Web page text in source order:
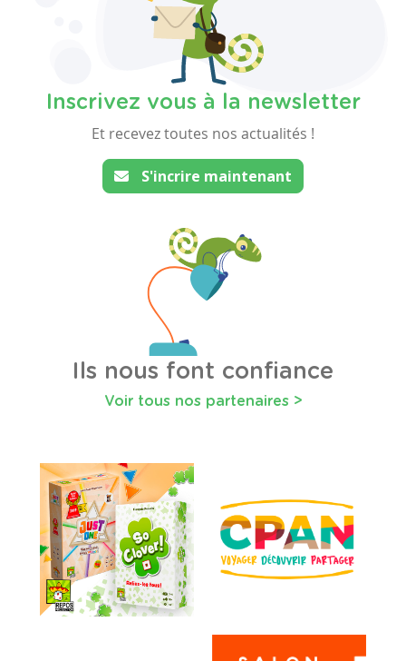
Inscrivez vous à la newsletter
Et recevez toutes nos actualités !
S'incrire maintenant
Ils nous font confiance
Voir tous nos partenaires >